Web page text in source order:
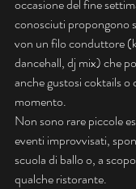
occasione del fine
conosciuti propongono
von un filo conduttore
dancehall, dj mix) che
anche gustosi coktails o
momento.
Non sono rare piccole
eventi improvvisati,
scuola di ballo o, a
qualche ristorante.